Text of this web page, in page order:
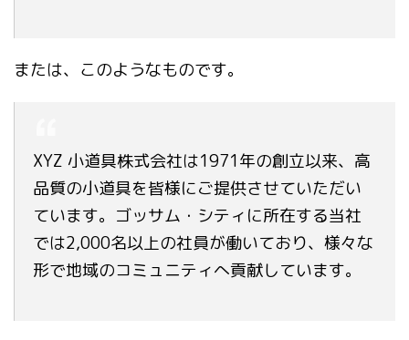
または、このようなものです。
XYZ 小道具株式会社は1971年の創立以来、高
品質の小道具を皆様にご提供させていただい
ています。ゴッサム・シティに所在する当社
では2,000名以上の社員が働いており、様々な
形で地域のコミュニティへ貢献しています。